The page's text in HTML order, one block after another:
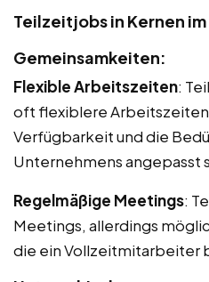
Teilzeitjobs in Kernen im
Gemeinsamkeiten:
Flexible Arbeitszeiten:
oft flexiblere
Verfügbarkeit und die
Unternehmens angepasst
Regelmäßige Meetings:
Meetings, allerdings
die ein Vollzeitmitarbeiter